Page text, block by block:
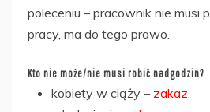
poleceniu – pracownik nie musi
pracy, ma do tego prawo.
Kto nie może/nie musi robić nadgodzin?
kobiety w ciąży – zakaz,